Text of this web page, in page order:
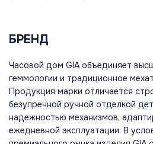
БРЕНД
Часовой дом GIA объединяет
геммологии и традиционное
Продукция марки отличается
безупречной ручной отделкой
надежностью механизмов,
ежедневной эксплуатации. В